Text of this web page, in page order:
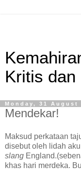
Kritis dan
Monday, 31 August
Mendekar!
Maksud perkataan
disebut oleh lidah
slang
khas hari merdeka.